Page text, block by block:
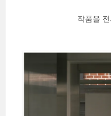
작품을